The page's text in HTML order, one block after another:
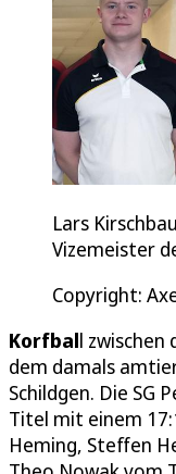
Lars
Vizemeister
Copyright:
Korfball zwischen
dem damals
Schildgen. Die SG
Titel mit einem
Heming, Steffen